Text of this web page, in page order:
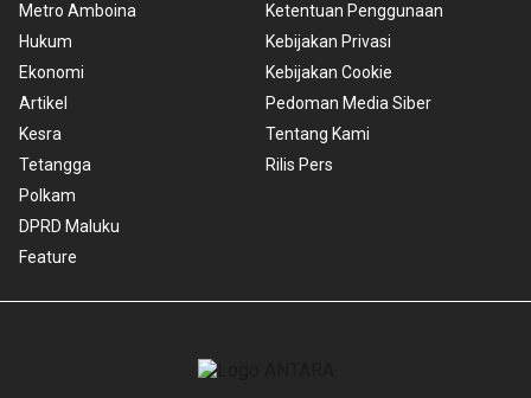
Metro Amboina
Hukum
Ekonomi
Artikel
Kesra
Tetangga
Polkam
DPRD Maluku
Feature
Ketentuan Penggunaan
Kebijakan Privasi
Kebijakan Cookie
Pedoman Media Siber
Tentang Kami
Rilis Pers